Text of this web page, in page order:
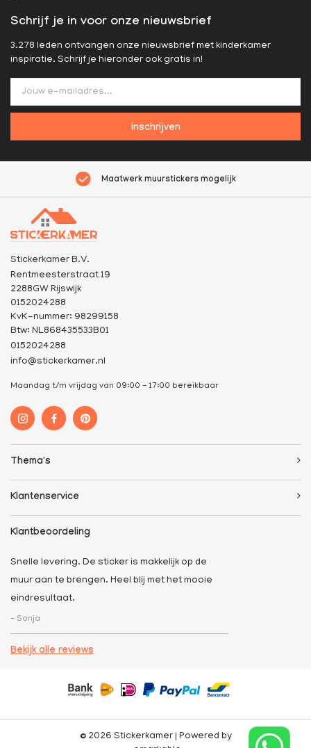
Schrijf je in voor onze nieuwsbrief
3.278 leden ontvangen onze nieuwsbrief met kinderkamer
inspiratie. Schrijf je hieronder ook gratis in!
inschrijven
Maatwerk muurstickers mogelijk
Stickerkamer B.V.
Rentmeesterstraat 19
2288GW Rijswijk
0152024288
KvK-nummer: 98299158
Btw: NL868435533B01
0152024288
info@stickerkamer.nl
Maandag t/m vrijdag van 09:00 - 17:00 bereikbaar
Thema's
Klantenservice
Klantbeoordeling
Snelle levering. De sticker is makkelijk op de
muur aan te brengen. Heel blij met het mooie
eindresultaat.
- Sonja
Bekijk alle reviews
© 2026 Stickerkamer | Powered by